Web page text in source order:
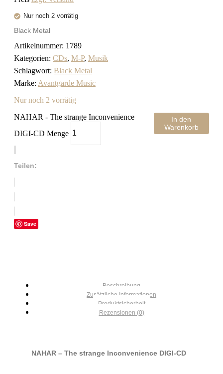
Nur noch 2 vorrätig
Black Metal
Artikelnummer: 1789
Kategorien: CDs, M-P, Musik
Schlagwort: Black Metal
Marke: Avantgarde Music
Nur noch 2 vorrätig
NAHAR - The strange Inconvenience
DIGI-CD Menge
In den
Warenkorb
Teilen:
Save
Beschreibung
Zusätzliche Informationen
Produktsicherheit
Rezensionen (0)
NAHAR – The strange Inconvenience DIGI-CD